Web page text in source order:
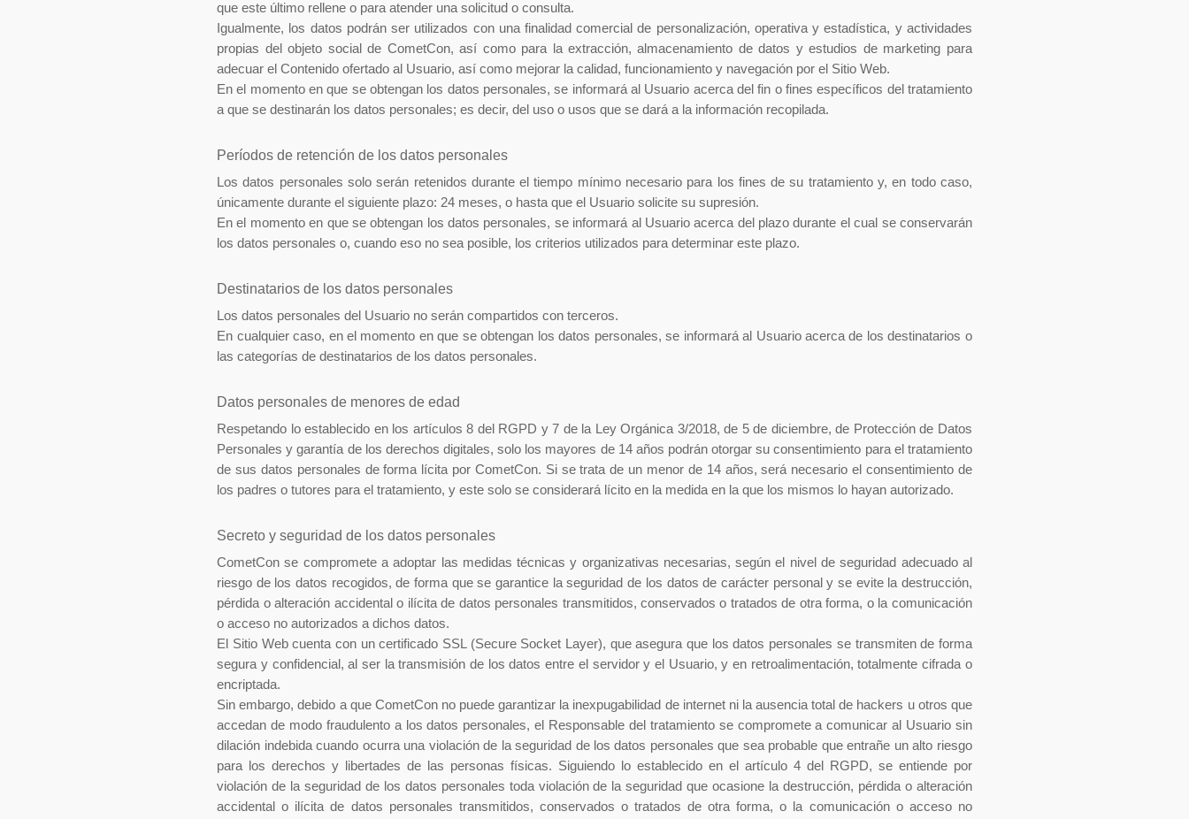
que este último rellene o para atender una solicitud o consulta.
Igualmente, los datos podrán ser utilizados con una finalidad comercial de personalización, operativa y estadística, y actividades
propias del objeto social de CometCon, así como para la extracción, almacenamiento de datos y estudios de marketing para
adecuar el Contenido ofertado al Usuario, así como mejorar la calidad, funcionamiento y navegación por el Sitio Web.
En el momento en que se obtengan los datos personales, se informará al Usuario acerca del fin o fines específicos del tratamiento
a que se destinarán los datos personales; es decir, del uso o usos que se dará a la información recopilada.
Períodos de retención de los datos personales
Los datos personales solo serán retenidos durante el tiempo mínimo necesario para los fines de su tratamiento y, en todo caso,
únicamente durante el siguiente plazo: 24 meses, o hasta que el Usuario solicite su supresión.
En el momento en que se obtengan los datos personales, se informará al Usuario acerca del plazo durante el cual se conservarán
los datos personales o, cuando eso no sea posible, los criterios utilizados para determinar este plazo.
Destinatarios de los datos personales
Los datos personales del Usuario no serán compartidos con terceros.
En cualquier caso, en el momento en que se obtengan los datos personales, se informará al Usuario acerca de los destinatarios o
las categorías de destinatarios de los datos personales.
Datos personales de menores de edad
Respetando lo establecido en los artículos 8 del RGPD y 7 de la Ley Orgánica 3/2018, de 5 de diciembre, de Protección de Datos
Personales y garantía de los derechos digitales, solo los mayores de 14 años podrán otorgar su consentimiento para el tratamiento
de sus datos personales de forma lícita por CometCon. Si se trata de un menor de 14 años, será necesario el consentimiento de
los padres o tutores para el tratamiento, y este solo se considerará lícito en la medida en la que los mismos lo hayan autorizado.
Secreto y seguridad de los datos personales
CometCon se compromete a adoptar las medidas técnicas y organizativas necesarias, según el nivel de seguridad adecuado al
riesgo de los datos recogidos, de forma que se garantice la seguridad de los datos de carácter personal y se evite la destrucción,
pérdida o alteración accidental o ilícita de datos personales transmitidos, conservados o tratados de otra forma, o la comunicación
o acceso no autorizados a dichos datos.
El Sitio Web cuenta con un certificado SSL (Secure Socket Layer), que asegura que los datos personales se transmiten de forma
segura y confidencial, al ser la transmisión de los datos entre el servidor y el Usuario, y en retroalimentación, totalmente cifrada o
encriptada.
Sin embargo, debido a que CometCon no puede garantizar la inexpugabilidad de internet ni la ausencia total de hackers u otros que
accedan de modo fraudulento a los datos personales, el Responsable del tratamiento se compromete a comunicar al Usuario sin
dilación indebida cuando ocurra una violación de la seguridad de los datos personales que sea probable que entrañe un alto riesgo
para los derechos y libertades de las personas físicas. Siguiendo lo establecido en el artículo 4 del RGPD, se entiende por
violación de la seguridad de los datos personales toda violación de la seguridad que ocasione la destrucción, pérdida o alteración
accidental o ilícita de datos personales transmitidos, conservados o tratados de otra forma, o la comunicación o acceso no